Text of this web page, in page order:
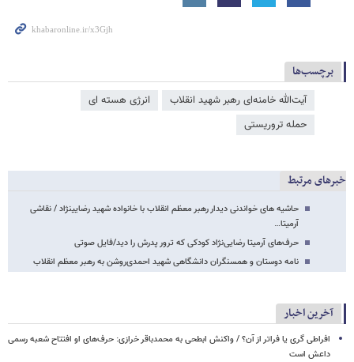
برچسب‌ها
آیت‌الله خامنه‌ای رهبر شهید انقلاب
انرژی هسته ای
حمله تروریستی
خبرهای مرتبط
حاشیه های خواندنی دیدار رهبر معظم انقلاب با خانواده شهید رضایی​نژاد / نقاشی
آرمیتا…
حرف‌های آرمیتا رضایی‌نژاد کودکی که ترور پدرش را دید/فایل صوتی
نامه دوستان و همسنگران دانشگاهی شهید احمدی‌روشن به رهبر معظم انقلاب
آخرین اخبار
افراطی گری یا فراتر از آن؟ / واکنش ابطحی به محمدباقر خرازی: حرف‌های او افتتاح شعبه رسمی
داعش است